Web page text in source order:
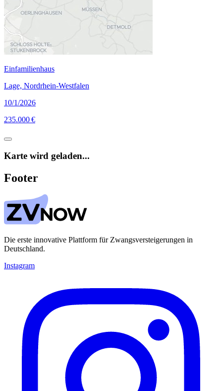
Einfamilienhaus
Lage, Nordrhein-Westfalen
10/1/2026
235.000 €
Karte wird geladen...
Footer
Die erste innovative Plattform für Zwangsversteigerungen in
Deutschland.
Instagram